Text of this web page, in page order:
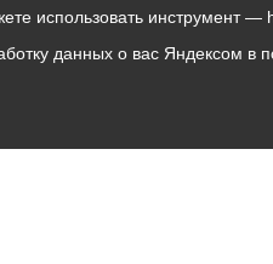
использовать инструмент
данных о вас Яндексом в